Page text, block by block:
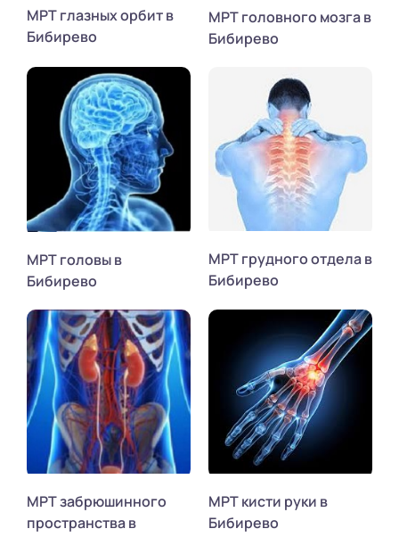
МРТ глазных орбит в
Бибирево
МРТ головного мозга в
Бибирево
МРТ головы в
Бибирево
МРТ грудного отдела в
Бибирево
МРТ забрюшинного
пространства в
МРТ кисти руки в
Бибирево